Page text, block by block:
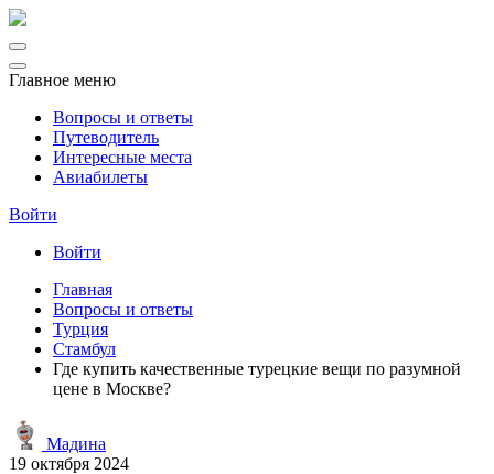
Главное меню
Вопросы и ответы
Путеводитель
Интересные места
Авиабилеты
Войти
Войти
Главная
Вопросы и ответы
Турция
Стамбул
Где купить качественные турецкие вещи по разумной
цене в Москве?
Мадина
19 октября 2024